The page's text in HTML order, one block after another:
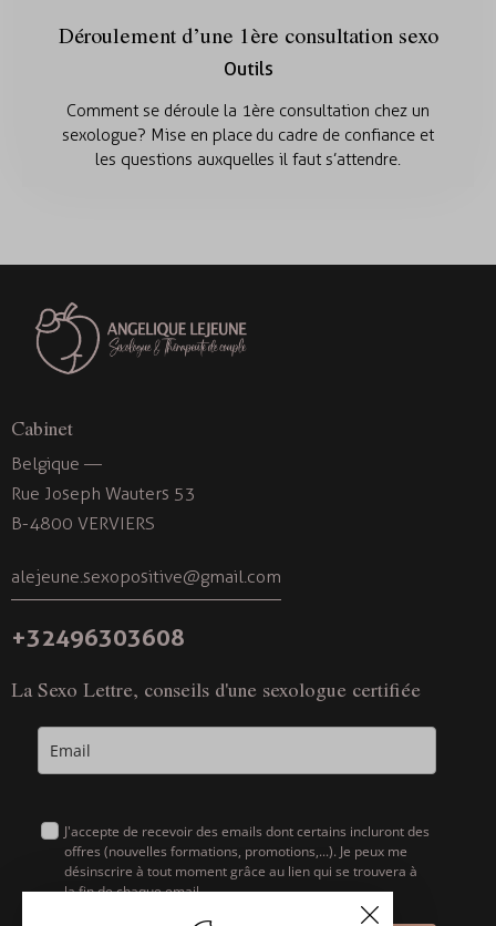
Déroulement d’une 1ère consultation sexo
Outils
Comment se déroule la 1ère consultation chez un
sexologue? Mise en place du cadre de confiance et
les questions auxquelles il faut s’attendre.
Cabinet
Belgique —
Rue Joseph Wauters 53
B-4800 VERVIERS
alejeune.sexopositive@gmail.com
+32496303608
La Sexo Lettre, conseils d'une sexologue certifiée
J'accepte de recevoir des emails dont certains incluront des
offres (nouvelles formations, promotions,...). Je peux me
désinscrire à tout moment grâce au lien qui se trouvera à
la fin de chaque email.